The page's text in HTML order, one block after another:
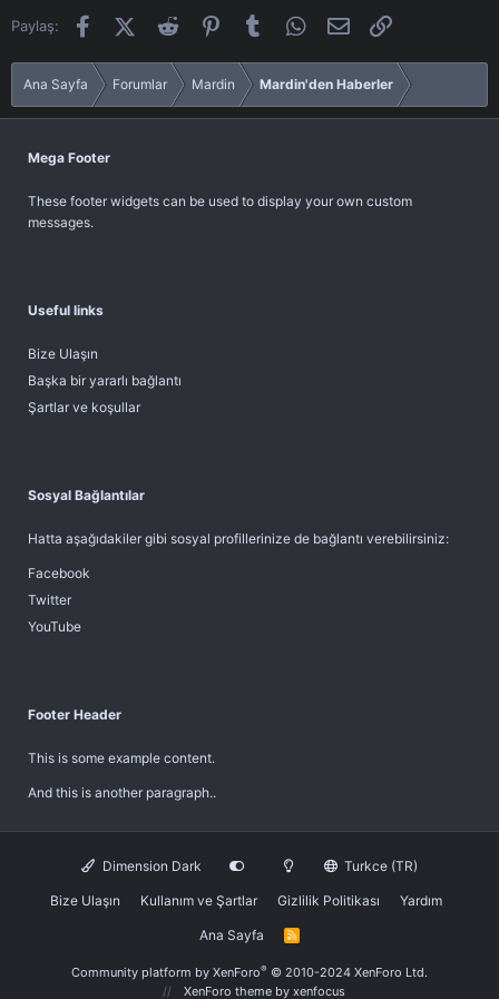
Paylaş: FacebookX (Twitter)
Reddit PinterestTumblr WhatsAppE-posta
Ana Sayfa Forumlar Mardin Mardin'den Haberler
Mega Footer
These footer widgets can be used to display your own custom
messages.
Useful links
Bize Ulaşın
Başka bir yararlı bağlantı
Şartlar ve koşullar
Sosyal Bağlantılar
Hatta aşağıdakiler gibi sosyal profillerinize de bağlantı verebilirsiniz:
Facebook
Twitter
YouTube
Footer Header
This is some example content.
And this is another paragraph..
Dimension Dark Turkce (TR)
Bize Ulaşın Kullanım ve Şartlar Gizlilik Politikası Yardım
Ana Sayfa
R
Community platform by XenForo® © 2010-2024 XenForo Ltd.
XenForo theme by xenfocus